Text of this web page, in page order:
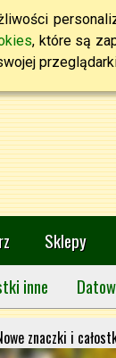
, które są
Sklepy
inne
znaczki i